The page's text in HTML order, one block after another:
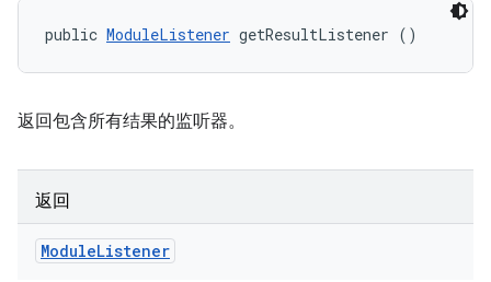
public ModuleListener getResultListener ()
返回包含所有结果的监听器。
返回
ModuleListener